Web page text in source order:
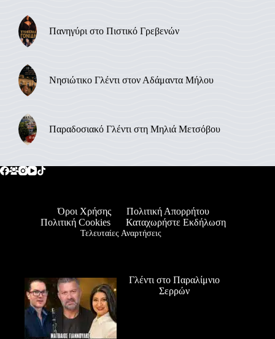
Πανηγύρι στο Πιστικό Γρεβενών
Νησιώτικο Γλέντι στον Αδάμαντα Μήλου
Παραδοσιακό Γλέντι στη Μηλιά Μετσόβου
Όροι Χρήσης
Πολιτική Απορρήτου
Πολιτική Cookies
Καταχωρήστε Εκδήλωση
Τελευταίες Αναρτήσεις
Γλέντι στο Παραλίμνιο
Σερρών